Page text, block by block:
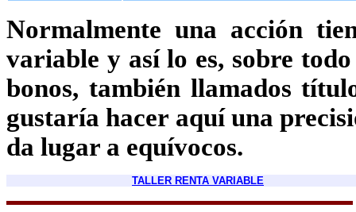
Normalmente una acción
variable y así lo es, sobre
bonos, también llamados
gustaría hacer aquí una
da lugar a equívocos.
TALLER RENTA VARIABLE